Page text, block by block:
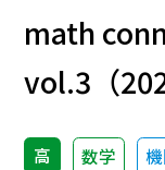
math
vol.3（
高 数学